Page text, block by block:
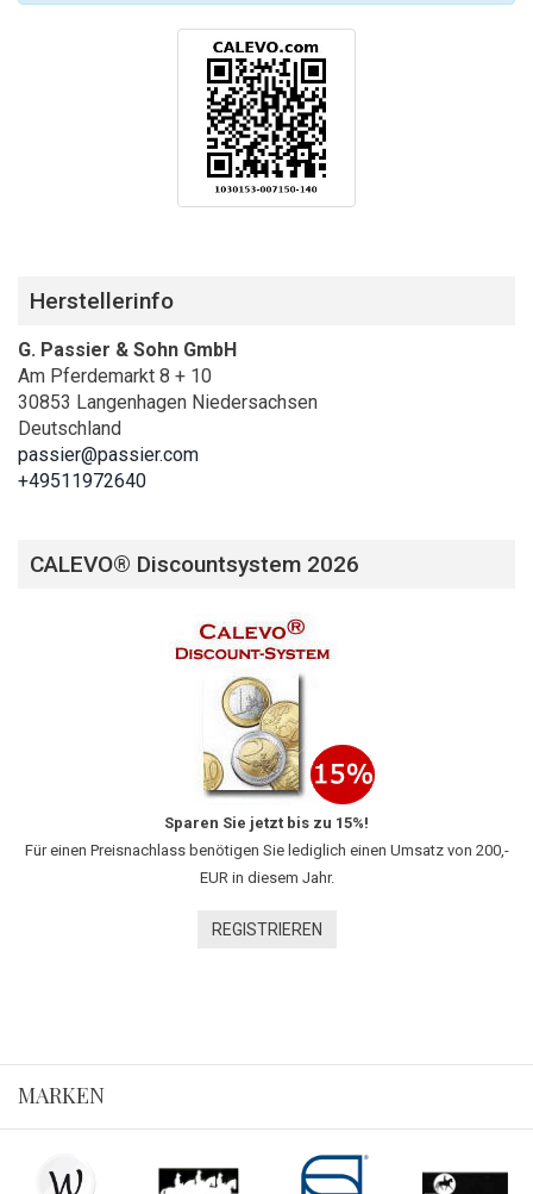
Herstellerinfo
G. Passier & Sohn GmbH
Am Pferdemarkt 8 + 10
30853 Langenhagen Niedersachsen
Deutschland
passier@passier.com
+49511972640
CALEVO® Discountsystem 2026
Sparen Sie jetzt bis zu 15%!
Für einen Preisnachlass benötigen Sie lediglich einen Umsatz von 200,-
EUR in diesem Jahr.
REGISTRIEREN
MARKEN